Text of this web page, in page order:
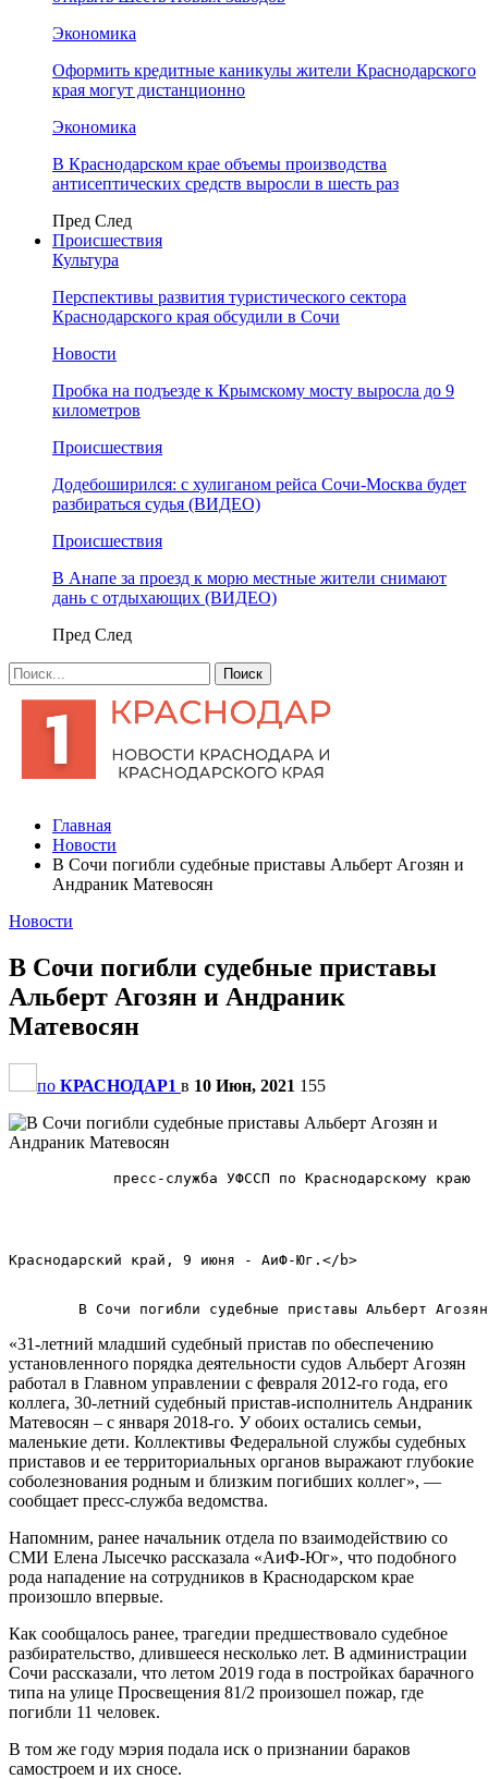
Экономика
Оформить кредитные каникулы жители Краснодарского
края могут дистанционно
Экономика
В Краснодарском крае объемы производства
антисептических средств выросли в шесть раз
Пред След
Происшествия
Культура
Перспективы развития туристического сектора
Краснодарского края обсудили в Сочи
Новости
Пробка на подъезде к Крымскому мосту выросла до 9
километров
Происшествия
Додебоширился: с хулиганом рейса Сочи-Москва будет
разбираться судья (ВИДЕО)
Происшествия
В Анапе за проезд к морю местные жители снимают
дань с отдыхающих (ВИДЕО)
Пред След
Главная
Новости
В Сочи погибли судебные приставы Альберт Агозян и
Андраник Матевосян
Новости
В Сочи погибли судебные приставы
Альберт Агозян и Андраник
Матевосян
по КРАСНОДАР1 в 10 Июн, 2021 155
пресс-служба УФССП по
Краснодарский край, 9 июня - АиФ-Юг.</b>
«31-летний младший судебный пристав по обеспечению
установленного порядка деятельности судов Альберт Агозян
работал в Главном управлении с февраля 2012-го года, его
коллега, 30-летний судебный пристав-исполнитель Андраник
Матевосян – с января 2018-го. У обоих остались семьи,
маленькие дети. Коллективы Федеральной службы судебных
приставов и ее территориальных органов выражают глубокие
соболезнования родным и близким погибших коллег», —
сообщает пресс-служба ведомства.
Напомним, ранее начальник отдела по взаимодействию со
СМИ Елена Лысечко рассказала «АиФ-Юг», что подобного
рода нападение на сотрудников в Краснодарском крае
произошло впервые.
Как сообщалось ранее, трагедии предшествовало судебное
разбирательство, длившееся несколько лет. В администрации
Сочи рассказали, что летом 2019 года в постройках барачного
типа на улице Просвещения 81/2 произошел пожар, где
погибли 11 человек.
В том же году мэрия подала иск о признании бараков
самостроем и их сносе.